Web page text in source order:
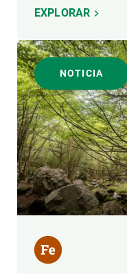
EXPLORAR
NOTICIA